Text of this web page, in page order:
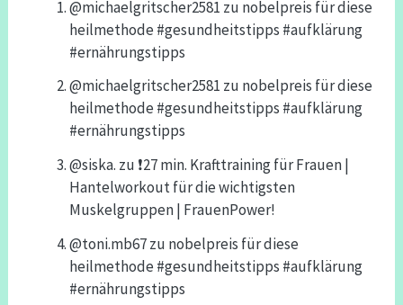
@michaelgritscher2581 zu nobelpreis für diese
heilmethode #gesundheitstipps #aufklärung
#ernährungstipps
@michaelgritscher2581 zu nobelpreis für diese
heilmethode #gesundheitstipps #aufklärung
#ernährungstipps
@siska. zu ❗️27 min. Krafttraining für Frauen |
Hantelworkout für die wichtigsten
Muskelgruppen | FrauenPower!
@toni.mb67zu nobelpreis für diese
heilmethode #gesundheitstipps #aufklärung
#ernährungstipps